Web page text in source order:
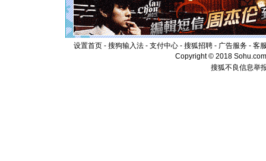
起；二是
离。水晶
[元旦]当
泣，这痛
卖了。水
[春节] 风
颜！冬去
设置首页 - 搜狗输入法 - 支付中心 - 搜狐招聘 - 广告服务 - 客
Copyright © 2018
搜狐不良信息举